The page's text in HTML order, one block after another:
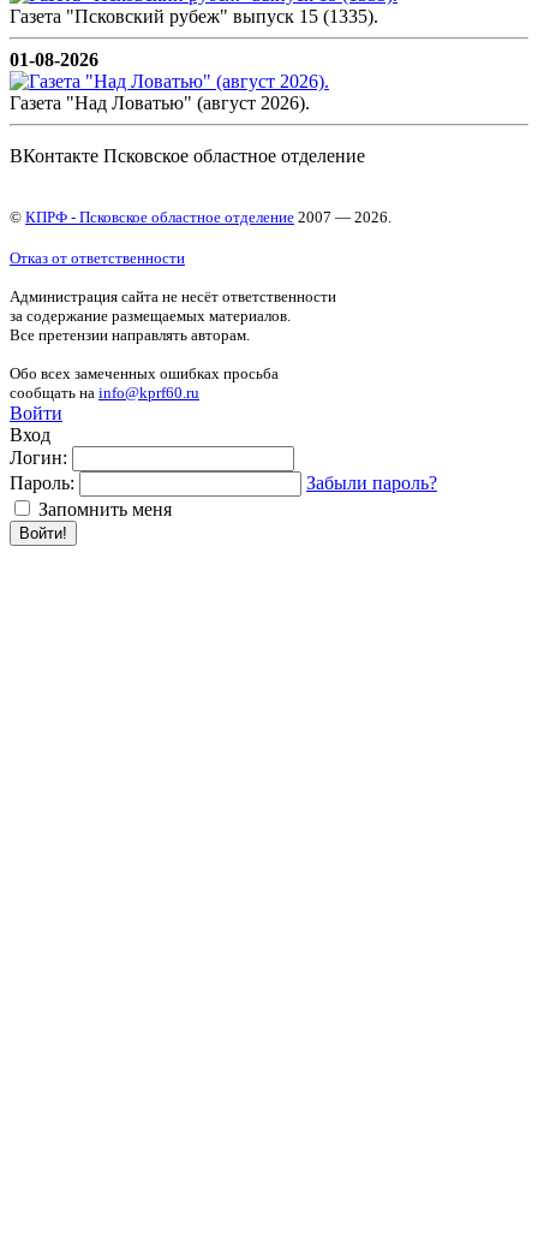
Газета "Псковский рубеж" выпуск 15 (1335).
01-08-2026
Газета "Над Ловатью" (август 2026).
ВКонтакте Псковское областное отделение
© КПРФ - Псковское областное отделение 2007 — 2026.
Отказ от ответственности
Администрация сайта не несёт ответственности
за содержание размещаемых материалов.
Все претензии направлять авторам.
Обо всех замеченных ошибках просьба
сообщать на info@kprf60.ru
Войти
Вход
Логин:
Пароль:
Забыли пароль?
Запомнить меня